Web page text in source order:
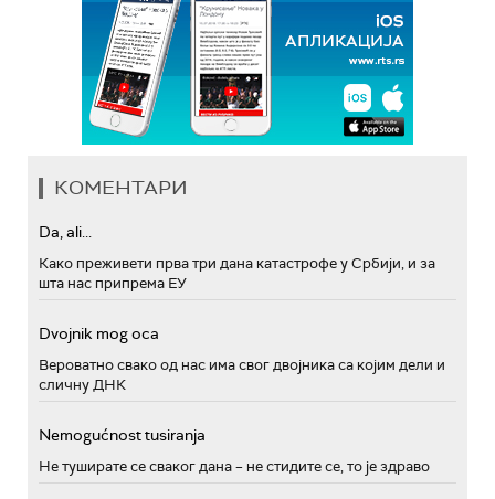
КОМЕНТАРИ
Da, ali...
Како преживети прва три дана катастрофе у Србији, и за
шта нас припрема ЕУ
Dvojnik mog oca
Вероватно свако од нас има свог двојника са којим дели и
сличну ДНК
Nemogućnost tusiranja
Не туширате се сваког дана – не стидите се, то је здраво